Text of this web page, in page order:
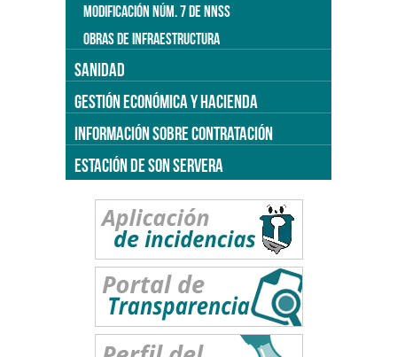
MODIFICACIÓN NÚM. 7 DE NNSS
OBRAS DE INFRAESTRUCTURA
SANIDAD
GESTIÓN ECONÓMICA Y HACIENDA
INFORMACIÓN SOBRE CONTRATACIÓN
ESTACIÓN DE SON SERVERA